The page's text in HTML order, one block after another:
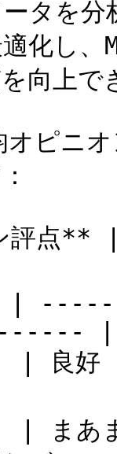
タを分
化し、
向上で
オピニ
評点
|
|
良好
まあ